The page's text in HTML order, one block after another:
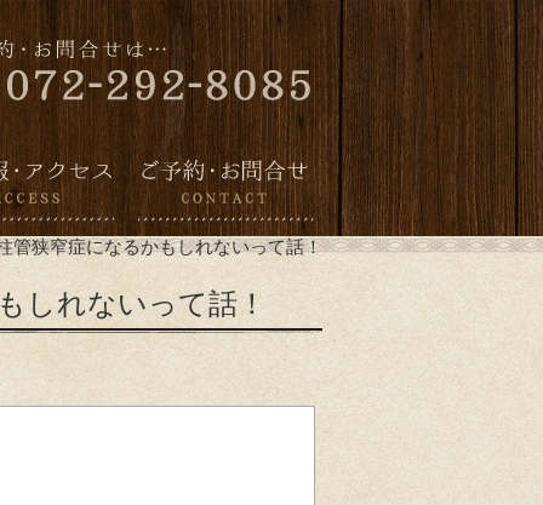
管狭窄症になるかもしれないって話！
しれないって話！